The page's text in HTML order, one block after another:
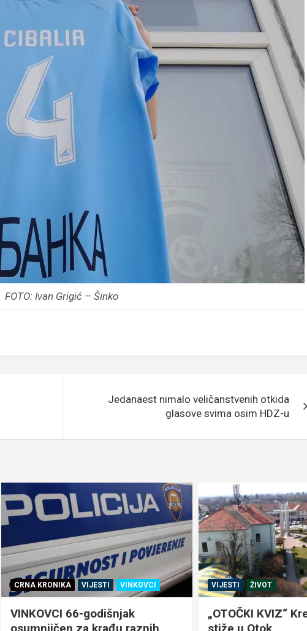
FOTO: Ivan Grigić – Šinko
Jedanaest nimalo veličanstvenih otkida
glasove svima osim HDZ-u
CRNA KRONIKA VIJESTI VINKOVCI
VINKOVCI 66-godišnjak
osumnjičen za krađu raznih
VIJESTI ŽIVOT
„OTOČKI KVIZ“
stiže u Otok